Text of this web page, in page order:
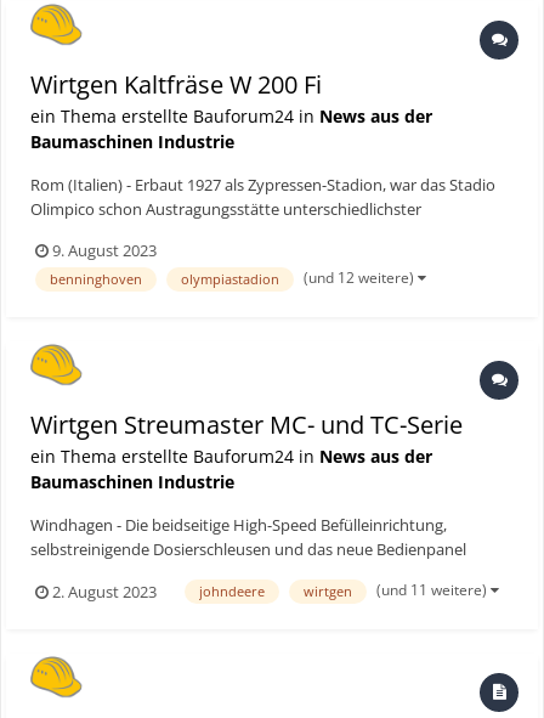
Wirtgen Kaltfräse W 200 Fi
ein Thema erstellte Bauforum24 in News aus der
Baumaschinen Industrie
Rom (Italien) - Erbaut 1927 als Zypressen-Stadion, war das Stadio
Olimpico schon Austragungsstätte unterschiedlichster
oder die Fußball-Europameisterschaft 2020. Jetzt wurde das
Stadion mitten im Herzen von Rom renoviert. Wirtgen hat dafür e...
9. August 2023
benninghoven olympiastadion (und 12 weitere)
Wirtgen Streumaster MC- und TC-Serie
ein Thema erstellte Bauforum24 in News aus der
Baumaschinen Industrie
Windhagen - Die beidseitige High-Speed Befülleinrichtung,
selbstreinigende Dosierschleusen und das neue Bedienpanel
Präzision, der als Anhänger oder für den Aufbau auf ein
2. August 2023 johndeere wirtgen (und 11 weitere)